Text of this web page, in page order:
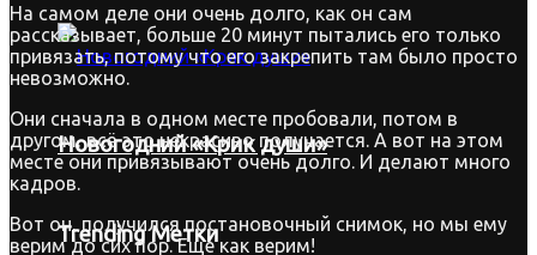
Новогодний «Крик души»
Trending Метки
На самом деле они очень долго, как он сам
рассказывает, больше 20 минут пытались его только
привязать, потому что его закрепить там было просто
невозможно.
Они сначала в одном месте пробовали, потом в
другом, всё это некрасиво получается. А вот на этом
месте они привязывают очень долго. И делают много
кадров.
Вот он, получился постановочный снимок, но мы ему
верим до сих пор. Еще как верим!